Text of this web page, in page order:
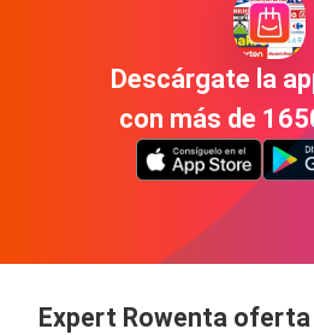
Descárgate la
con más de
Expert Rowenta